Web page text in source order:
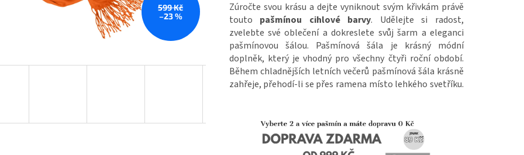
599 Kč
–23 %
Zúročte svou krásu a dejte vyniknout svým křivkám právě
touto pašmínou cihlové barvy. Udělejte si radost,
zvelebte své oblečení a dokreslete svůj šarm a eleganci
pašmínovou šálou. Pašmínová šála je krásný módní
doplněk, který je vhodný pro všechny čtyři roční období.
Během chladnějších letních večerů pašmínová šála krásně
zahřeje, přehodí-li se přes ramena místo lehkého svetříku.